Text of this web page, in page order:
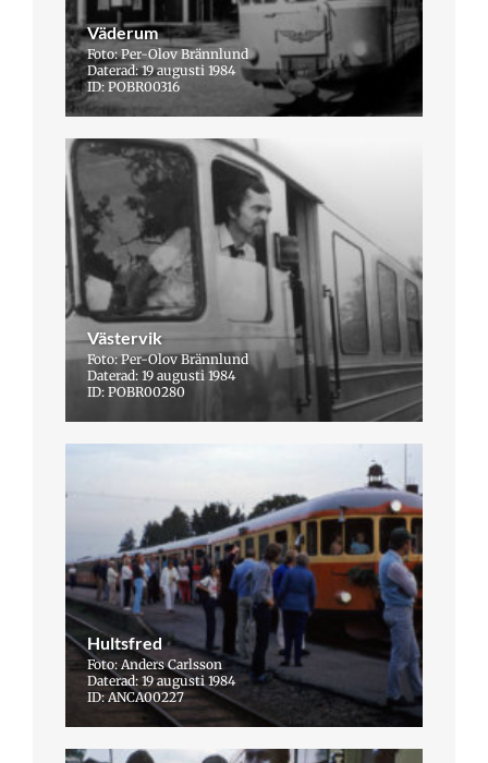
Väderum
Foto: Per-Olov Brännlund
Daterad: 19 augusti 1984
ID: POBR00316
Västervik
Foto: Per-Olov Brännlund
Daterad: 19 augusti 1984
ID: POBR00280
Hultsfred
Foto: Anders Carlsson
Daterad: 19 augusti 1984
ID: ANCA00227